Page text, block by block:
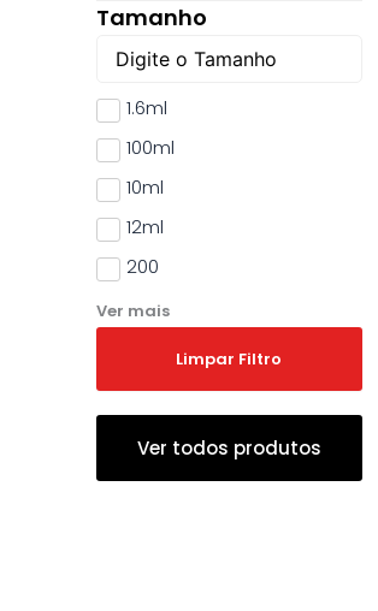
Tamanho
1.6ml
100ml
10ml
12ml
200
Ver mais
Limpar Filtro
Ver todos produtos